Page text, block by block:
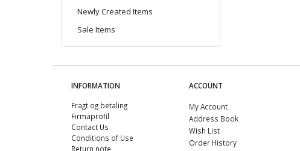
Newly Created Items
Sale Items
INFORMATION
Fragt og betaling
Firmaprofil
Contact Us
Conditions of Use
Return note
ACCOUNT
My Account
Address Book
Wish List
Order History